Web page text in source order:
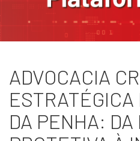
ADVOCACIA
DA PENHA: DA